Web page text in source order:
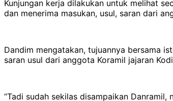
Kunjungan kerja dilakukan untuk melihat
dan menerima masukan, usul, saran dari
Dandim mengatakan, tujuannya bersama
saran usul dari anggota Koramil jajaran
“Tadi sudah sekilas disampaikan